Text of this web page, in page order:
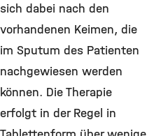
sich dabei nach den
vorhandenen Keimen, die
im Sputum des Patienten
nachgewiesen werden
können. Die Therapie
erfolgt in der Regel in